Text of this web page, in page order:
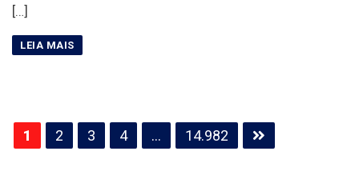
[…]
Paginação
de
1 2 3 4 … 14.982